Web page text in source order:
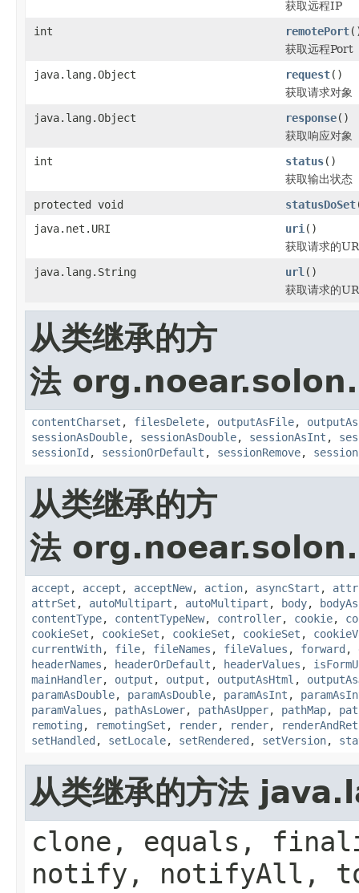
获取远程IP
int
remotePort
获取远程Port
java.lang.Object
request()
获取请求对象
java.lang.Object
response()
获取响应对象
int
status()
获取输出状态
protected void
statusDoSet
java.net.URI
uri ()
获取请求的
java.lang.String
url ()
获取请求的
从类继承的方
法
contentCharset , filesDelete, outputAsFile,
sessionAsDouble, sessionAsDouble, sessionAsInt ,
sessionId , sessionOrDefault , sessionRemove,
从类继承的方
法
accept , accept , acceptNew, action, asyncStart , attr
attrSet , autoMultipart , autoMultipart , body,
contentType, contentTypeNew, controller, cookie,
cookieSet , cookieSet , cookieSet , cookieSet ,
currentWith, file, fileNames , fileValues , forward ,
headerNames , headerOrDefault , headerValues ,
mainHandler, output , output , outputAsHtml ,
paramAsDouble, paramAsDouble, paramAsInt ,
paramValues , pathAsLower, pathAsUpper, pathMap,
remoting , remotingSet , render, render,
setHandled , setLocale, setRendered , setVersion,
从类继承的方法
clone, equals,
notify, notifyAll,